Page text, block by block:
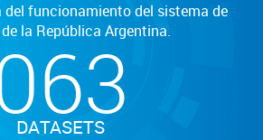
del funcionamiento del sistema de
la República Argentina.
DATASETS